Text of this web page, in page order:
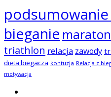
bieganie maraton
triathlon relacja zawody
dieta biegacza kontuzja Relacja z
motywacja